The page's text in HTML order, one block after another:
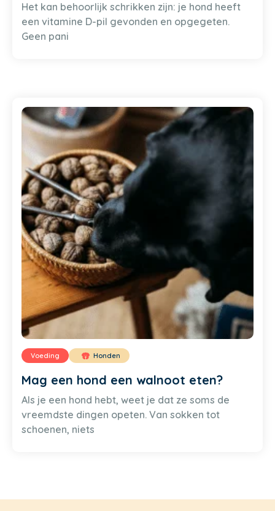
Het kan behoorlijk schrikken zijn: je hond heeft
een vitamine D-pil gevonden en opgegeten.
Geen pani
Voeding Honden
Mag een hond een walnoot eten?
Als je een hond hebt, weet je dat ze soms de
vreemdste dingen opeten. Van sokken tot
schoenen, niets